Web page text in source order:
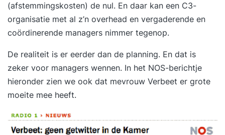
(afstemmingskosten) de nul. En daar kan een C3-
organisatie met al z’n overhead en vergaderende en
coördinerende managers nimmer tegenop.
De realiteit is er eerder dan de planning. En dat is
zeker voor managers wennen. In het NOS-berichtje
hieronder zien we ook dat mevrouw Verbeet er grote
moeite mee heeft.